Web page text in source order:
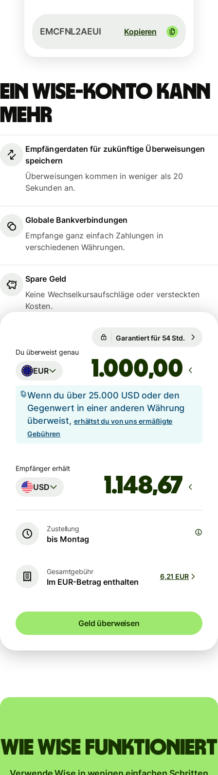
EMCFNL2AEUI Kopieren
Ein Wise-Konto kann
mehr
Empfängerdaten für zukünftige Überweisungen
speichern
Überweisungen kommen in weniger als 20
Sekunden an.
Globale Bankverbindungen
Empfange ganz einfach Zahlungen in
verschiedenen Währungen.
Spare Geld
Keine Wechselkursaufschläge oder versteckten
Kosten.
Garantiert für 54 Std.
Du überweist genau
EUR ,00
Wenn du über 25.000 USD oder den
Gegenwert in einer anderen Währung
überweist, erhältst du von uns ermäßigte
Gebühren
Empfänger erhält
USD
Zustellung
bis Montag
Gesamtgebühr
Im EUR-Betrag enthalten
6,21 EUR
Geld überweisen
Wie Wise funktioniert